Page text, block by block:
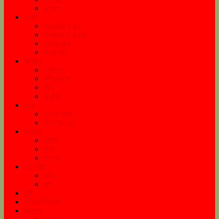
রূপকলা
ভ্রমণ
ঘুরনচন্ডীর ডায়রি
যাওয়া মানে খাওয়া
ঘুরে tourএ
পথের দাবি
বিনোদন
চলচ্চিত্র
সঙ্গীত-নৃত্য
নাটক
অনুষ্ঠান
খেলা
দেশের খেলা
বিদেশের খেলা
সাহিত্য
কবিতা
গদ্য
প্রবন্ধ
কচি-কাঁচা
কবিতা
গল্প
কৃষি
বানিজ্য/বিনিয়োগ
সংরক্ষণ